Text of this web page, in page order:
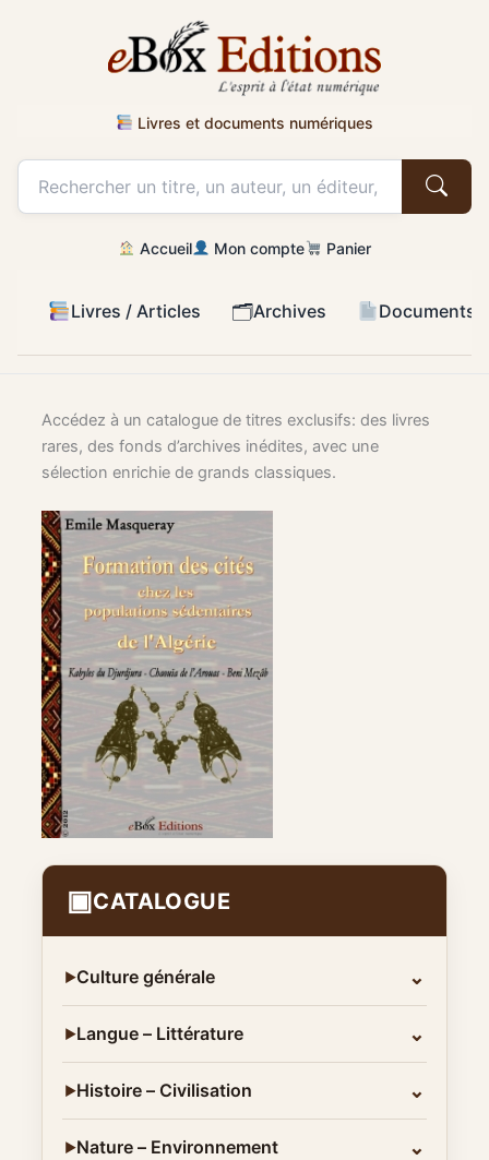
Livres et documents numériques
Accueil Mon compte Panier
Livres / Articles 🗂Archives Documents
contenu
Accédez à un catalogue de titres exclusifs: des livres
rares, des fonds d’archives inédites, avec une
sélection enrichie de grands classiques.
▣CATALOGUE
▶Culture générale ⌄
▶Langue – Littérature ⌄
▶Histoire – Civilisation ⌄
▶Nature – Environnement ⌄